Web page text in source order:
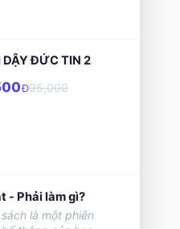
DẬY ĐỨC TIN 2
Đ95,000
- Phải làm gì?
sách là một phiên